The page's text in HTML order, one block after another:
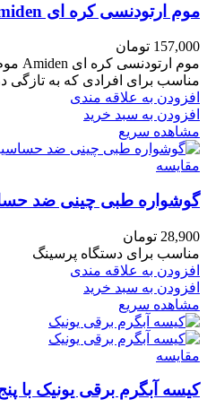
موم ارتودنسی کره ای Amiden
157,000 تومان
مناسب برای افرادی که به تازگی
افزودن به علاقه مندی
افزودن به سبد خرید
مشاهده سریع
مقایسه
گوشواره طبی چینی ضد
28,900 تومان
مناسب برای دستگاه پرسینگ
افزودن به علاقه مندی
افزودن به سبد خرید
مشاهده سریع
مقایسه
کیسه آبگرم برقی یونیک با